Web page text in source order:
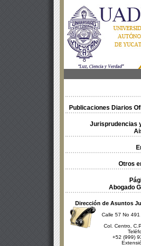
Publicaciones Diarios
Jurisprudencias
Otros
Abogado
Dirección de Asuntos
Calle 57 No 491
Col. Centro,
+52 (999)